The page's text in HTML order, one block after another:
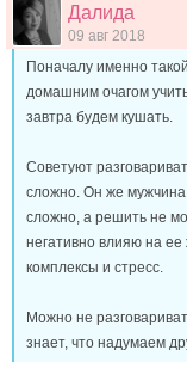
Далида
09 авг 2018
Поначалу именно
домашним очагом
завтра будем кушать.
Советуют
сложно. Он же
сложно, а решить не
негативно влияю на ее
комплексы и стресс.
Можно не
знает, что надумаем